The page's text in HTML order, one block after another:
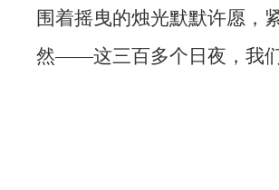
围着摇曳的烛光默默许愿，
然——这三百多个日夜，我